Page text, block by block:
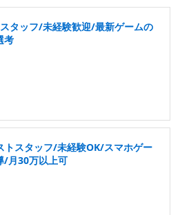
タッフ/未経験歓迎/最新ゲームの
考
トスタッフ/未経験OK/スマホゲー
/月30万以上可